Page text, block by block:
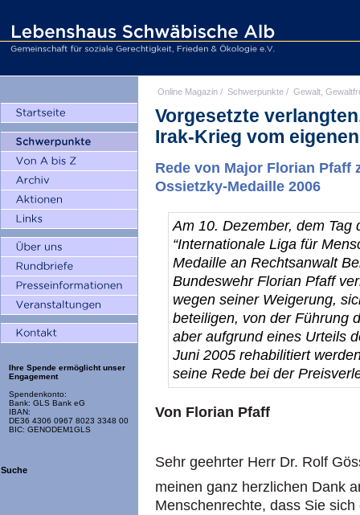
Ihre Spende ermöglicht unser
Engagement
Spendenkonto:
Bank: GLS Bank eG
IBAN:
DE36 4306 0967 8023 3348 00
BIC: GENODEM1GLS
Suche
Online Magazin / Schwerpunkte / Gewalt,
Vorgesetzte
Irak-Krieg vom
Rede von Major Florian Pfaff
Ossietzky-Medaille 2006
Am 10. Dezember, dem
“Internationale Liga für
Medaille an Rechtsanwalt
Bundeswehr Florian Pfaff
wegen seiner Weigerung,
beteiligen, von der Führung
aber aufgrund eines Urteils
Juni 2005 rehabilitiert
seine Rede bei der
Von Florian Pfaff
Sehr geehrter Herr Dr. Rolf
meinen ganz herzlichen Dank
Menschenrechte, dass Sie